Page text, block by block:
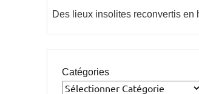
Des lieux insolites reconvertis en
Catégories